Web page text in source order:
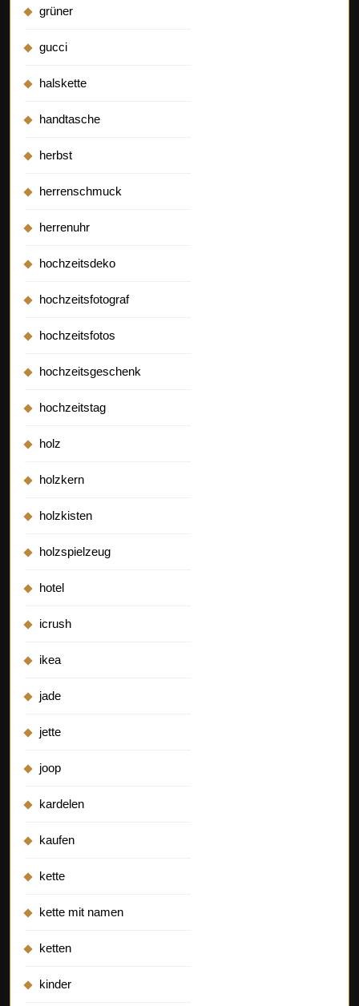
grüner
gucci
halskette
handtasche
herbst
herrenschmuck
herrenuhr
hochzeitsdeko
hochzeitsfotograf
hochzeitsfotos
hochzeitsgeschenk
hochzeitstag
holz
holzkern
holzkisten
holzspielzeug
hotel
icrush
ikea
jade
jette
joop
kardelen
kaufen
kette
kette mit namen
ketten
kinder